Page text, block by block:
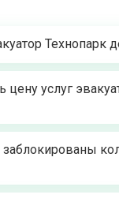
Технопарк
цену услуг
заблокированы